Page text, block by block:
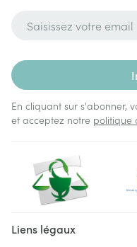
En cliquant sur s'abonner,
et acceptez notre politique
Liens légaux